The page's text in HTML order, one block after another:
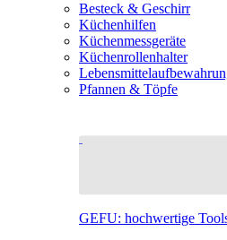
Besteck & Geschirr
Küchenhilfen
Küchenmessgeräte
Küchenrollenhalter
Pfannen & Töpfe
GEFU: hochwertige